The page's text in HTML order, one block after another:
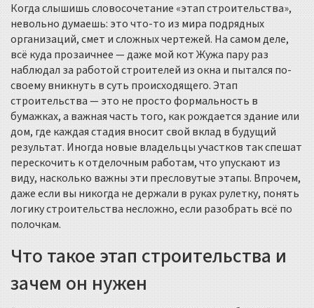
Когда слышишь словосочетание «этап строительства»,
невольно думаешь: это что-то из мира подрядных
организаций, смет и сложных чертежей. На самом деле,
всё куда прозаичнее — даже мой кот Жужа пару раз
наблюдал за работой строителей из окна и пытался по-
своему вникнуть в суть происходящего. Этап
строительства — это не просто формальность в
бумажках, а важная часть того, как рождается здание или
дом, где каждая стадия вносит свой вклад в будущий
результат. Иногда новые владельцы участков так спешат
перескочить к отделочным работам, что упускают из
виду, насколько важны эти пресловутые этапы. Впрочем,
даже если вы никогда не держали в руках рулетку, понять
логику строительства несложно, если разобрать всё по
полочкам.
Что такое этап строительства и
зачем он нужен